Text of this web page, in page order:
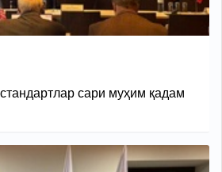
сари муҳим қадам